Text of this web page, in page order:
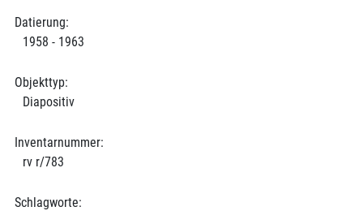
Datierung:
1958 - 1963
Objekttyp:
Diapositiv
Inventarnummer:
rv r/783
Schlagworte: